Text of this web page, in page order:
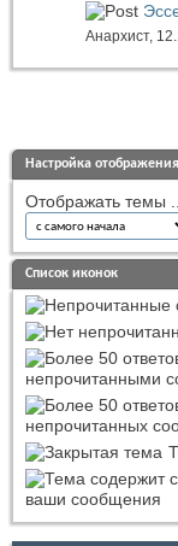
Анархист,
Настройка
Отображать темы ...
Список иконок
непрочитанными
непрочитанных
ваши сообщения